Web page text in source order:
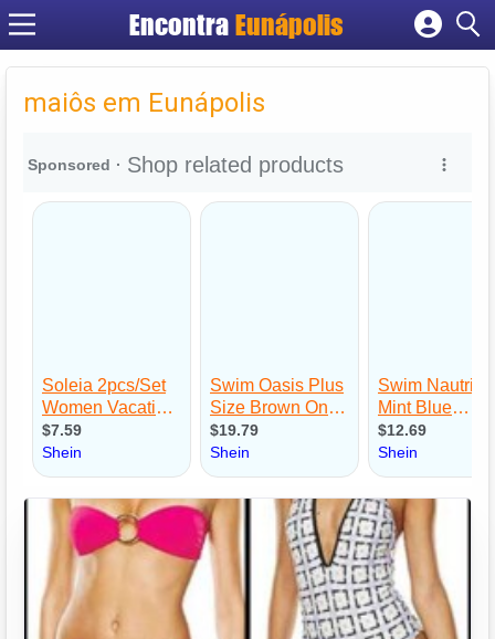
EncontraEunápolis
Cadastrar empresa
Criar conta
maiôs em Eunápolis